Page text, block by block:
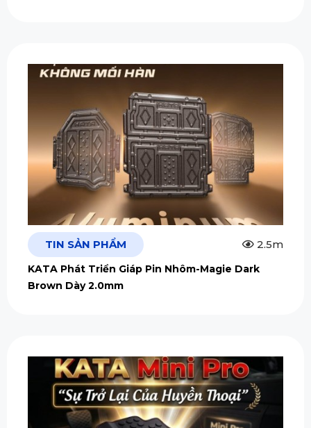
TIN SẢN PHẨM 2.5m
KATA Phát Triển Giáp Pin Nhôm-Magie Dark
Brown Dày 2.0mm